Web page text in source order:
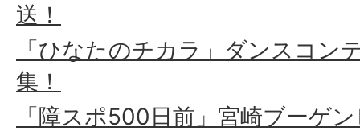
送！
「ひなたのチカラ」ダンスコン
集！
「障スポ500日前」宮崎ブーゲ